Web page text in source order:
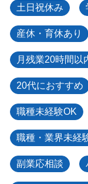
土日祝休み
産休・育休あり
月残業20時間以
20代におすすめ
職種未経験OK
職種・業界未経
副業応相談